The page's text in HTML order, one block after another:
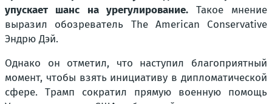
упускает шанс на урегулирование. Такое мнение
выразил обозреватель The American Conservative
Эндрю Дэй.
Однако он отметил, что наступил благоприятный
момент, чтобы взять инициативу в дипломатической
сфере. Трамп сократил прямую военную помощь